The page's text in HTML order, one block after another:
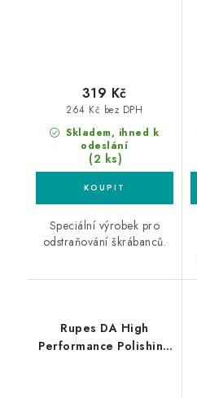
Skladem, ihned k
odeslání
(2 ks)
264 Kč bez DPH
319 Kč
Speciální výrobek pro
odstraňování škrábanců.
Rupes DA High
Performance Polishing